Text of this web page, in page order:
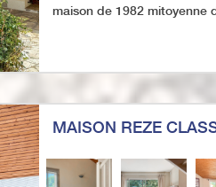
maison de 1982 mitoyenne
MAISON REZE